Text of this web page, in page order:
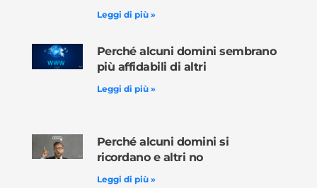
Leggi di più »
Perché alcuni domini sembrano
più affidabili di altri
Leggi di più »
Perché alcuni domini si
ricordano e altri no
Leggi di più »